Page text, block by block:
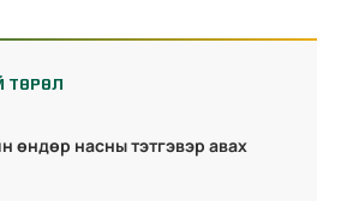
ТӨРӨЛ
өндөр насны тэтгэвэр авах